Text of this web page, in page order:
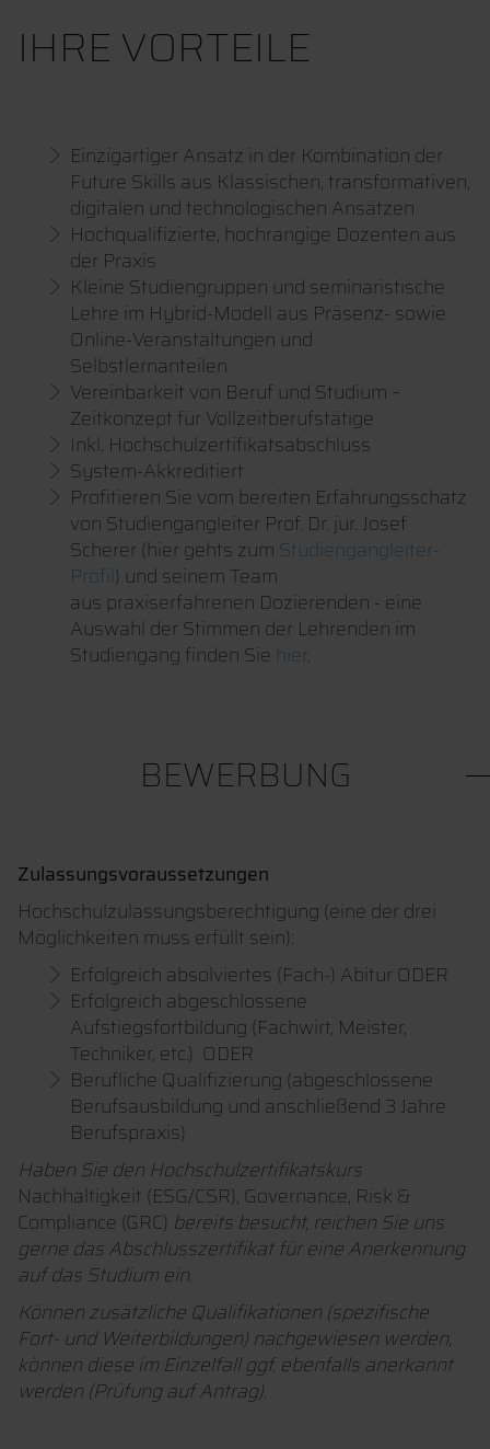
IHRE VORTEILE
Einzigartiger Ansatz in der Kombination der
Future Skills aus Klassischen, transformativen,
digitalen und technologischen Ansätzen
Hochqualifizierte, hochrangige Dozenten aus
der Praxis
Kleine Studiengruppen und seminaristische
Lehre im Hybrid-Modell aus Präsenz- sowie
Online-Veranstaltungen und
Selbstlernanteilen
Vereinbarkeit von Beruf und Studium –
Zeitkonzept für Vollzeitberufstätige
Inkl. Hochschulzertifikatsabschluss
System-Akkreditiert
Profitieren Sie vom bereiten Erfahrungsschatz
von Studiengangleiter Prof. Dr. jur. Josef
Scherer (hier gehts zum Studiengangleiter-
Profil ) und seinem Team
aus praxiserfahrenen Dozierenden - eine
Auswahl der Stimmen der Lehrenden im
Studiengang finden Sie hier.
BEWERBUNG
Zulassungsvoraussetzungen
Hochschulzulassungsberechtigung (eine der drei
Möglichkeiten muss erfüllt sein):
Erfolgreich absolviertes (Fach-) Abitur ODER
Erfolgreich abgeschlossene
Aufstiegsfortbildung (Fachwirt, Meister,
Techniker, etc.) ODER
Berufliche Qualifizierung (abgeschlossene
Berufsausbildung und anschließend 3 Jahre
Berufspraxis)
Haben Sie den Hochschulzertifikatskurs
Nachhaltigkeit (ESG/CSR), Governance, Risk &
Compliance (GRC) bereits besucht, reichen Sie uns
gerne das Abschlusszertifikat für eine Anerkennung
auf das Studium ein.
Können zusätzliche Qualifikationen (spezifische
Fort- und Weiterbildungen) nachgewiesen werden,
können diese im Einzelfall ggf. ebenfalls anerkannt
werden (Prüfung auf Antrag).